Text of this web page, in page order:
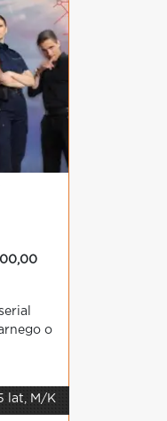
o
lat, M/K